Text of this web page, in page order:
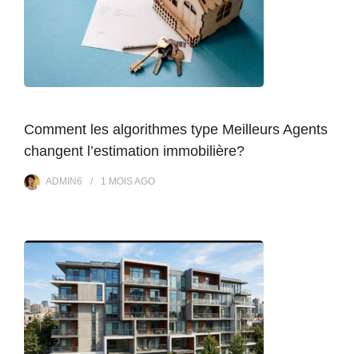
Comment les algorithmes type Meilleurs Agents
changent l’estimation immobilière?
ADMIN6 1 MOISAGO